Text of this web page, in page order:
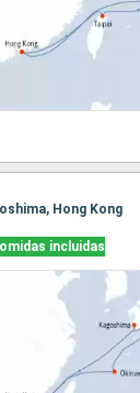
Hong Kong
incluidas